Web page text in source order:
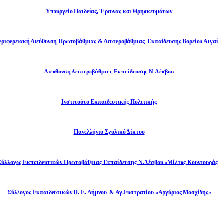
Υπουργείο Παιδείας, Έρευνας και Θρησκευμάτων
Διεύθυνση Πρωτοβάθμιας & Δευτεροβάθμιας Εκπαίδευσης Βορείου
Διεύθυνση Δευτεροβάθμιας Εκπαίδευσης Ν.Λέσβου
Ινστιτούτο Εκπαιδευτικής Πολιτικής
Πανελλήνιο Σχολικό Δίκτυο
Εκπαιδευτικών Πρωτοβάθμιας Εκπαίδευσης Ν.Λέσβου «Μίλτος
Σύλλογος Εκπαιδευτικών Π. Ε. Λήμνου & Αγ.Ευστρατίου «Αργύριος Μοσχίδης»